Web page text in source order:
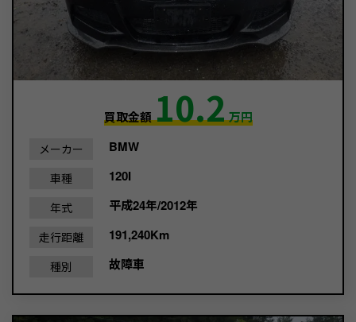
買取金額10.2万円
メーカー BMW
車種 120I
年式 平成24年/2012年
走行距離 191,240Km
種別 故障車